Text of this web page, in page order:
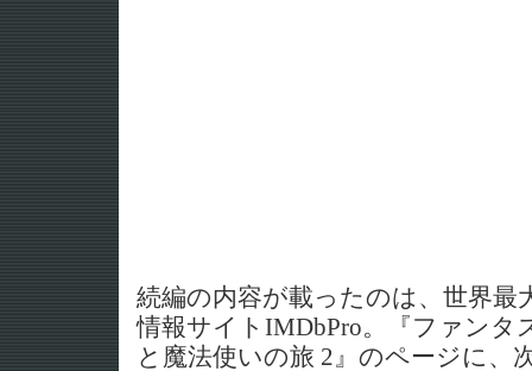
続編の内容が載ったのは、世界最
情報サイトIMDbPro。『ファンタ
と魔法使いの旅 2』のページに、